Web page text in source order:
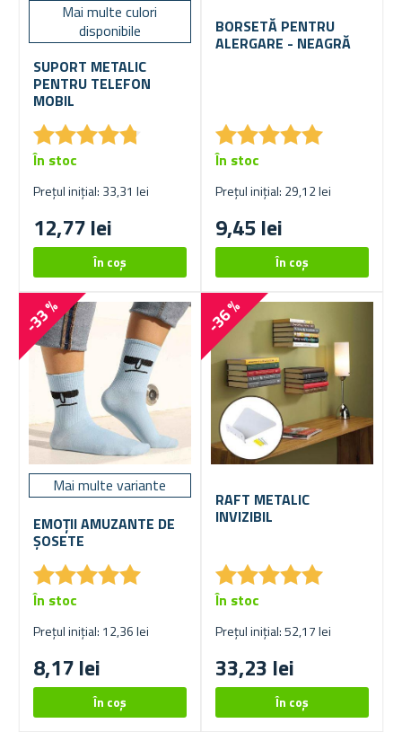
Mai multe culori
disponibile
SUPORT METALIC
PENTRU TELEFON
MOBIL
★★★★★
★★★★★
Prețul inițial: 33,31 lei
12,77 lei
În stoc
BORSETĂ PENTRU
ALERGARE - NEAGRĂ
★★★★★
★★★★★
Prețul inițial: 29,12 lei
9,45 lei
În stoc
-33 %
Mai multe variante
EMOȚII AMUZANTE DE
ȘOSETE
★★★★★
★★★★★
Prețul inițial: 12,36 lei
8,17 lei
În stoc
-36 %
RAFT METALIC
INVIZIBIL
★★★★★
★★★★★
Prețul inițial: 52,17 lei
33,23 lei
În stoc